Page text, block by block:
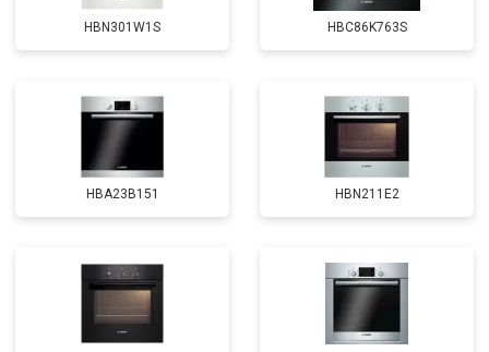
HBN301W1S HBC86K763S
HBA23B151 HBN211E2